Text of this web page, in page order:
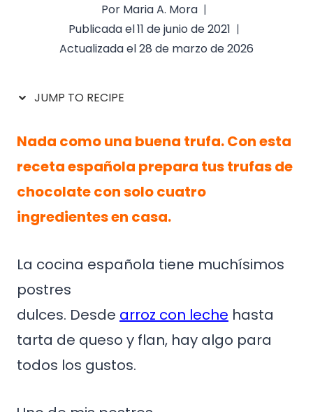
Por Maria A. Mora
Publicada el11 de junio de 2021
Actualizada el28 de marzo de 2026
JUMP TO RECIPE
Nada como una buena trufa. Con esta
receta española prepara tus trufas de
chocolate con solo cuatro
ingredientes en casa.
La cocina española tiene muchísimos
postres
dulces. Desde arroz con leche hasta
tarta de queso y flan, hay algo para
todos los gustos.